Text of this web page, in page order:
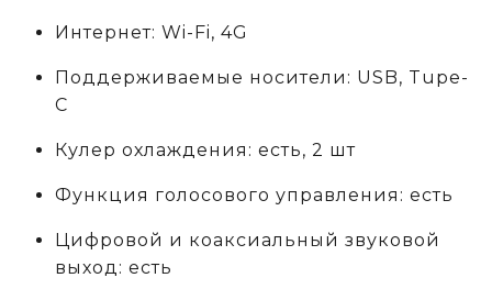
Интернет: Wi-Fi, 4G
Поддерживаемые носители: USB, Tupe-
C
Кулер охлаждения: есть, 2 шт
Функция голосового управления: есть
Цифровой и коаксиальный звуковой
выход: есть